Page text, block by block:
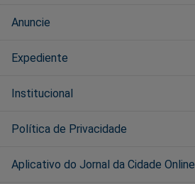
Anuncie
Expediente
Institucional
Política de Privacidade
Aplicativo do Jornal da Cidade Online